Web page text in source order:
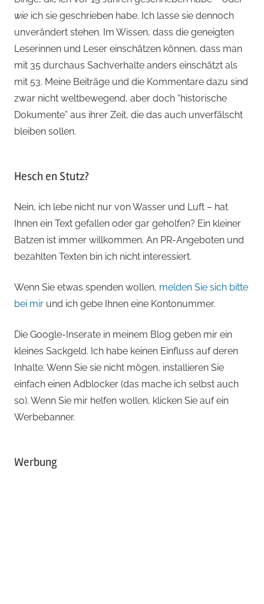
wie ich sie geschrieben habe. Ich lasse sie dennoch
unverändert stehen. Im Wissen, dass die geneigten
Leserinnen und Leser einschätzen können, dass man
mit 35 durchaus Sachverhalte anders einschätzt als
mit 53. Meine Beiträge und die Kommentare dazu sind
zwar nicht weltbewegend, aber doch “historische
Dokumente” aus ihrer Zeit, die das auch unverfälscht
bleiben sollen.
Hesch en Stutz?
Nein, ich lebe nicht nur von Wasser und Luft – hat
Ihnen ein Text gefallen oder gar geholfen? Ein kleiner
Batzen ist immer willkommen. An PR-Angeboten und
bezahlten Texten bin ich nicht interessiert.
Wenn Sie etwas spenden wollen, melden Sie sich bitte
bei mir und ich gebe Ihnen eine Kontonummer.
Die Google-Inserate in meinem Blog geben mir ein
kleines Sackgeld. Ich habe keinen Einfluss auf deren
Inhalte. Wenn Sie sie nicht mögen, installieren Sie
einfach einen Adblocker (das mache ich selbst auch
so). Wenn Sie mir helfen wollen, klicken Sie auf ein
Werbebanner.
Werbung